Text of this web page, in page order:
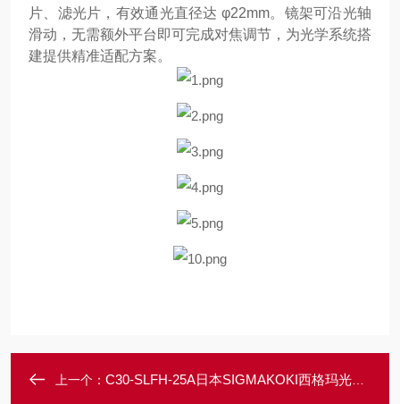
片、滤光片，有效通光直径达 φ22mm。镜架可沿光轴
滑动，无需额外平台即可完成对焦调节，为光学系统搭
建提供精准适配方案。
上一个： C30-SLFH-25A日本SIGMAKOKI西格玛光机侧面插入式镜架